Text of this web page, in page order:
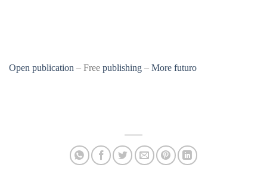
Open publication – Free publishing – More futuro